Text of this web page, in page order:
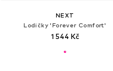
NEXT
Lodičky 'Forever Comfort'
1 544 Kč